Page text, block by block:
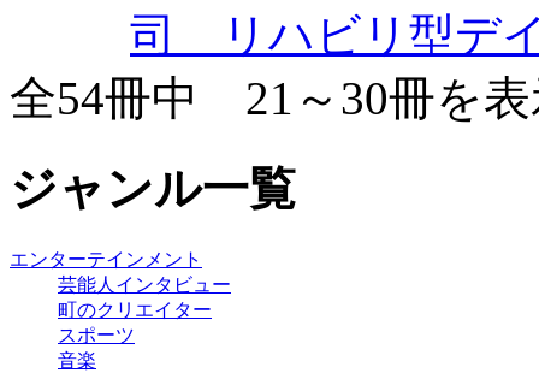
司 リハビリ型デ
全54冊中 21～30冊を
ジャンル一覧
エンターテインメント
芸能人インタビュー
町のクリエイター
スポーツ
音楽